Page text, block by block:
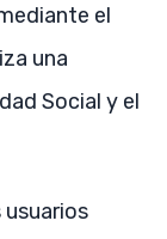
el
una
Social y el